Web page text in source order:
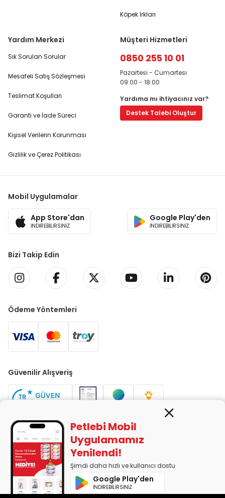
Köpek Irkları
Yardım Merkezi
Sık Sorulan Sorular
Mesafeli Satış Sözleşmesi
Teslimat Koşulları
Garanti ve İade Süreci
Kişisel Verilerin Korunması
Gizlilik ve Çerez Politikası
Müşteri Hizmetleri
0850 255 10 01
Pazartesi - Cumartesi
09:00 - 18:00
Yardıma mı ihtiyacınız var?
Destek Talebi Oluştur
Mobil Uygulamalar
App Store'dan
İNDİREBİLİRSİNİZ
Google Play'den
İNDİREBİLİRSİNİZ
Bizi Takip Edin
Ödeme Yöntemleri
Güvenilir Alışveriş
PETLEBİ EVCİL HAYVAN ÜRÜNLERİ PAZ. SAN. TİC. LTD. ŞTİ. Alaşarköy
Mah. 1. Alaşar Cad. No: 9 Osmangazi/Bursa
7290599225 vergi numarasıyla Uludağ Vergi Dairesi'ne bağlıdır.
Petlebi Mobil
Uygulamamız
Yenilendi!
Şimdi daha hızlı ve kullanıcı dostu
Google Play'den
İNDİREBİLİRSİNİZ